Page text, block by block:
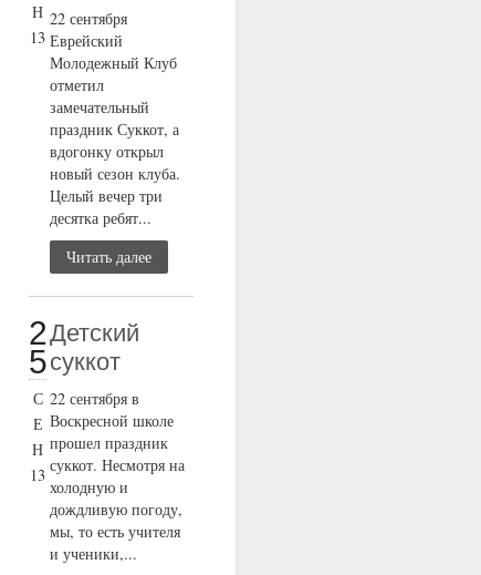
Н
13
22 сентября
Еврейский
Молодежный Клуб
отметил
замечательный
праздник Суккот, а
вдогонку открыл
новый сезон клуба.
Целый вечер три
десятка ребят...
Читать далее
2
5
С
Е
Н
13
Детский
суккот
22 сентября в
Воскресной школе
прошел праздник
суккот. Несмотря на
холодную и
дождливую погоду,
мы, то есть учителя
и ученики,...